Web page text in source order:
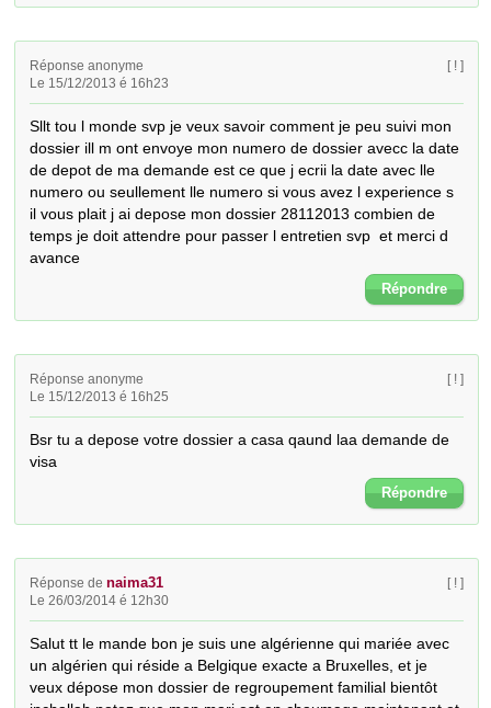
Réponse anonyme
Le 15/12/2013 é 16h23
[ ! ]
Sllt tou l monde svp je veux savoir comment je peu suivi mon
dossier ill m ont envoye mon numero de dossier avecc la date
de depot de ma demande est ce que j ecrii la date avec lle
numero ou seullement lle numero si vous avez l experience s
il vous plait j ai depose mon dossier 28112013 combien de
temps je doit attendre pour passer l entretien svp  et merci d
avance
Répondre
Réponse anonyme
Le 15/12/2013 é 16h25
[ ! ]
Bsr tu a depose votre dossier a casa qaund laa demande de
visa
Répondre
Réponse denaima31
Le 26/03/2014 é 12h30
[ ! ]
Salut tt le mande bon je suis une algérienne qui mariée avec
un algérien qui réside a Belgique exacte a Bruxelles, et je
veux dépose mon dossier de regroupement familial bientôt